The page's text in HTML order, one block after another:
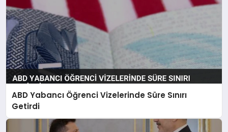
ABD Yabancı Öğrenci Vizelerinde Süre Sınırı
Getirdi